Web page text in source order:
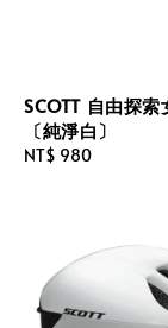
SCOTT 自由探索
〔純淨白〕
Regular
NT$ 980